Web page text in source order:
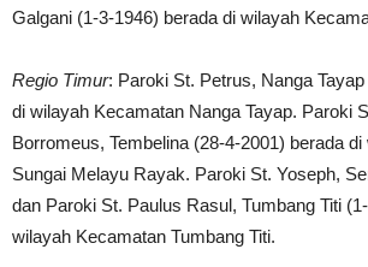
Galgani (1-3-1946) berada di wilayah
Regio Timur: Paroki St. Petrus, Nanga
di wilayah Kecamatan Nanga Tayap. Paroki
Borromeus, Tembelina (28-4-2001) berada
Sungai Melayu Rayak. Paroki St. Yoseph,
dan Paroki St. Paulus Rasul, Tumbang Titi
wilayah Kecamatan Tumbang Titi.